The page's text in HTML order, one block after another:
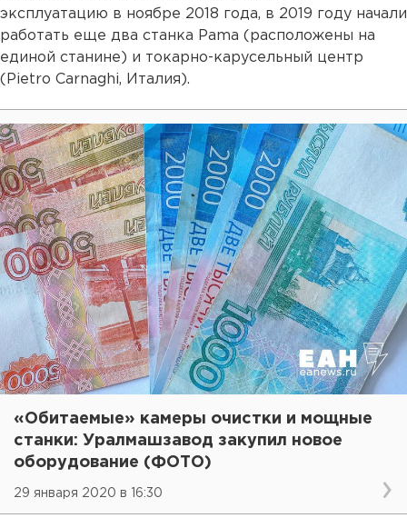
эксплуатацию в ноябре 2018 года, в 2019 году начали
работать еще два станка Pama (расположены на
единой станине) и токарно-карусельный центр
(Pietro Carnaghi, Италия).
«Обитаемые» камеры очистки и мощные
станки: Уралмашзавод закупил новое
оборудование (ФОТО)
29 января 2020 в 16:30